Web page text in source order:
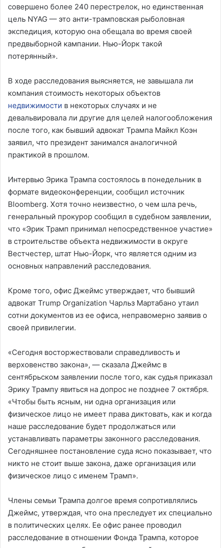
совершено более 240 перестрелок, но единственная
цель NYAG — это анти-трамповская рыболовная
экспедиция, которую она обещала во время своей
предвыборной кампании. Нью-Йорк такой
потерянный».
В ходе расследования выясняется, не завышала ли
компания стоимость некоторых объектов
недвижимости в некоторых случаях и не
девальвировала ли другие для целей налогообложения
после того, как бывший адвокат Трампа Майкл Коэн
заявил, что президент занимался аналогичной
практикой в прошлом.
Интервью Эрика Трампа состоялось в понедельник в
формате видеоконференции, сообщил источник
Bloomberg. Хотя точно неизвестно, о чем шла речь,
генеральный прокурор сообщил в судебном заявлении,
что «Эрик Трамп принимал непосредственное участие»
в строительстве объекта недвижимости в округе
Вестчестер, штат Нью-Йорк, что является одним из
основных направлений расследования.
Кроме того, офис Джеймс утверждает, что бывший
адвокат Trump Organization Чарльз Мартабано утаил
сотни документов из ее офиса, неправомерно заявив о
своей привилегии.
«Сегодня восторжествовали справедливость и
верховенство закона», — сказала Джеймс в
сентябрьском заявлении после того, как судья приказал
Эрику Трампу явиться на допрос не позднее 7 октября.
«Чтобы быть ясным, ни одна организация или
физическое лицо не имеет права диктовать, как и когда
наше расследование будет продолжаться или
устанавливать параметры законного расследования.
Сегодняшнее постановление суда ясно показывает, что
никто не стоит выше закона, даже организация или
физическое лицо с именем Трамп».
Члены семьи Трампа долгое время сопротивлялись
Джеймс, утверждая, что она преследует их специально
в политических целях. Ее офис ранее проводил
расследование в отношении Фонда Трампа, которое